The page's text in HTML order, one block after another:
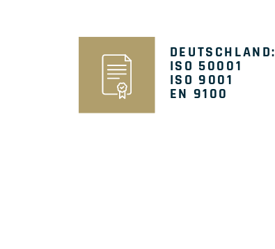
DEUTSCHLAND:
ISO 50001
ISO 9001
EN 9100